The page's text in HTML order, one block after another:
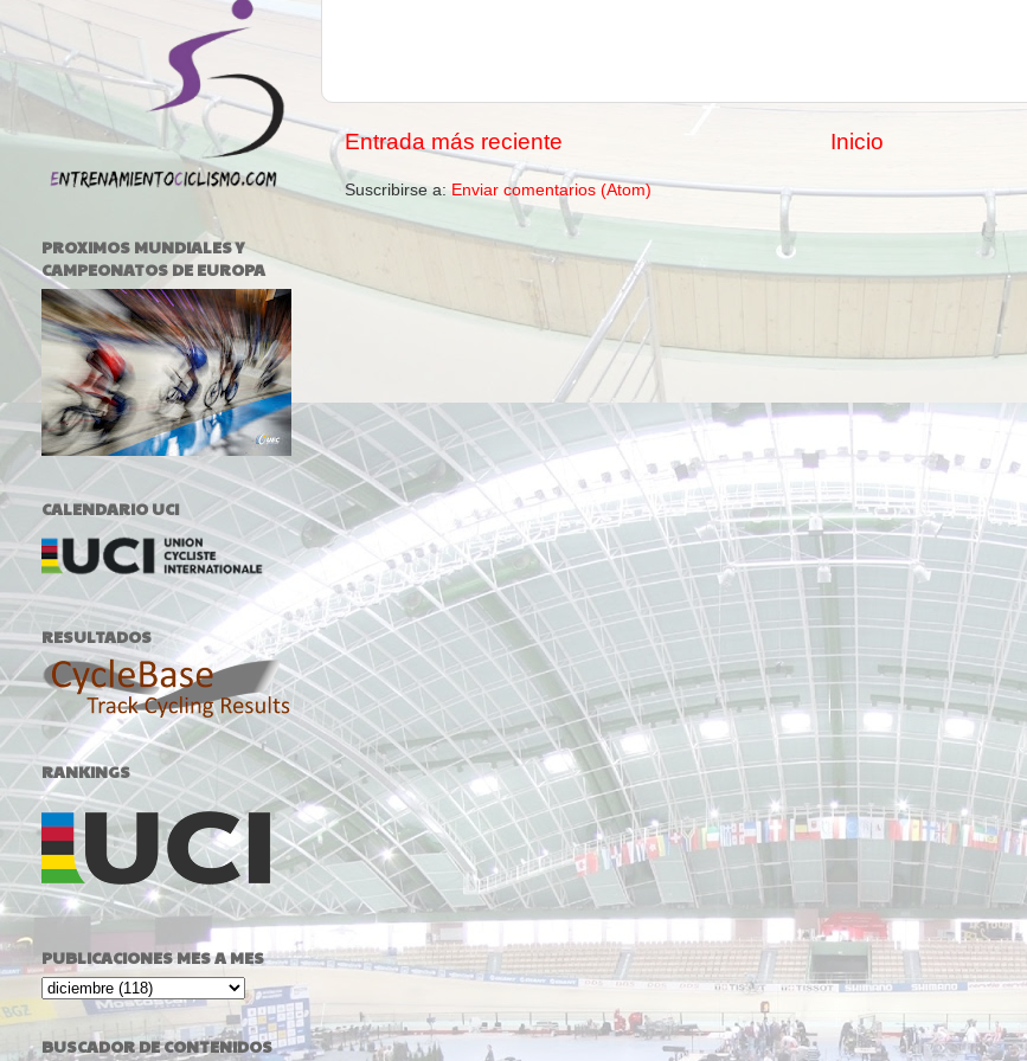
Entrada más reciente Inicio
Suscribirse a: Enviar comentarios (Atom)
PROXIMOS MUNDIALES Y
CAMPEONATOS DE EUROPA
CALENDARIO UCI
RESULTADOS
RANKINGS
PUBLICACIONES MES A MES
BUSCADOR DE CONTENIDOS